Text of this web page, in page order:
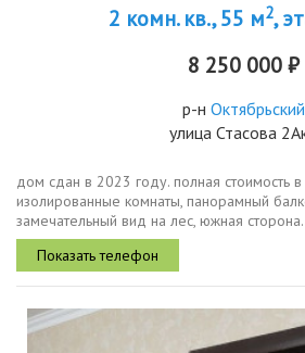
2 комн. кв., 55 м2,
8 250 000 ₽
р-н Октябрьский
улица Стасова
дом сдан в 2023 году. полная стоимость
изолированные комнаты, панорамный
замечательный вид на лес, южная
ремонт, кроме навесных потолков. дом
видеокамер и видео консьерж....